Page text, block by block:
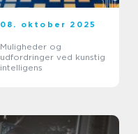
08. oktober 2025
Muligheder og
udfordringer ved kunstig
intelligens